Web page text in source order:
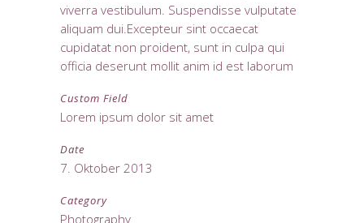
viverra vestibulum. Suspendisse vulputate
aliquam dui.Excepteur sint occaecat
cupidatat non proident, sunt in culpa qui
officia deserunt mollit anim id est laborum
Custom Field
Lorem ipsum dolor sit amet
Date
7. Oktober 2013
Category
Photography